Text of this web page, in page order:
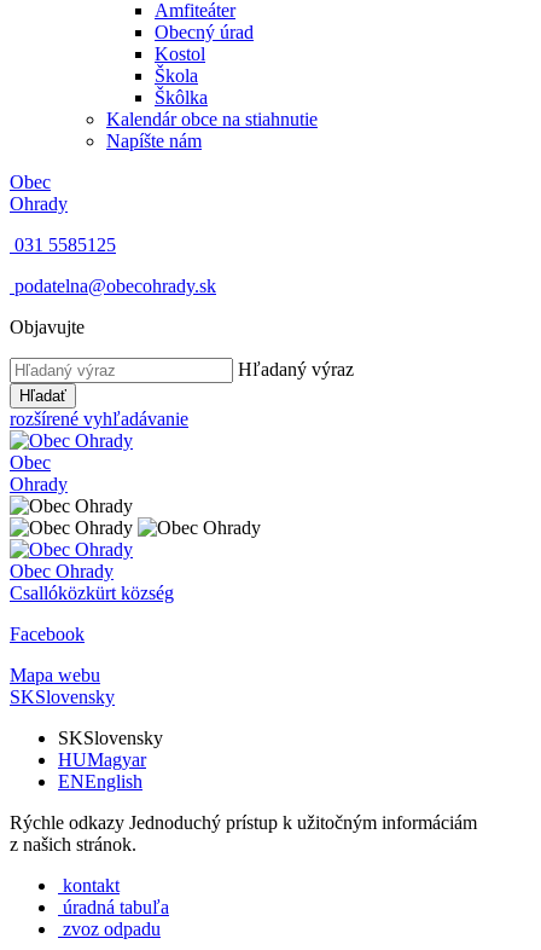
Amfiteáter
Obecný úrad
Kostol
Škola
Škôlka
Kalendár obce na stiahnutie
Napíšte nám
Obec
Ohrady
031 5585125
podatelna@obecohrady.sk
Objavujte
Hľadaný výraz
Hľadať
rozšírené vyhľadávanie
Obec
Ohrady
Obec Ohrady
Csallóközkürt község
Facebook
Mapa webu
SKSlovensky
SKSlovensky
HUMagyar
ENEnglish
Rýchle odkazy Jednoduchý prístup k užitočným informáciám
z našich stránok.
kontakt
úradná tabuľa
zvoz odpadu